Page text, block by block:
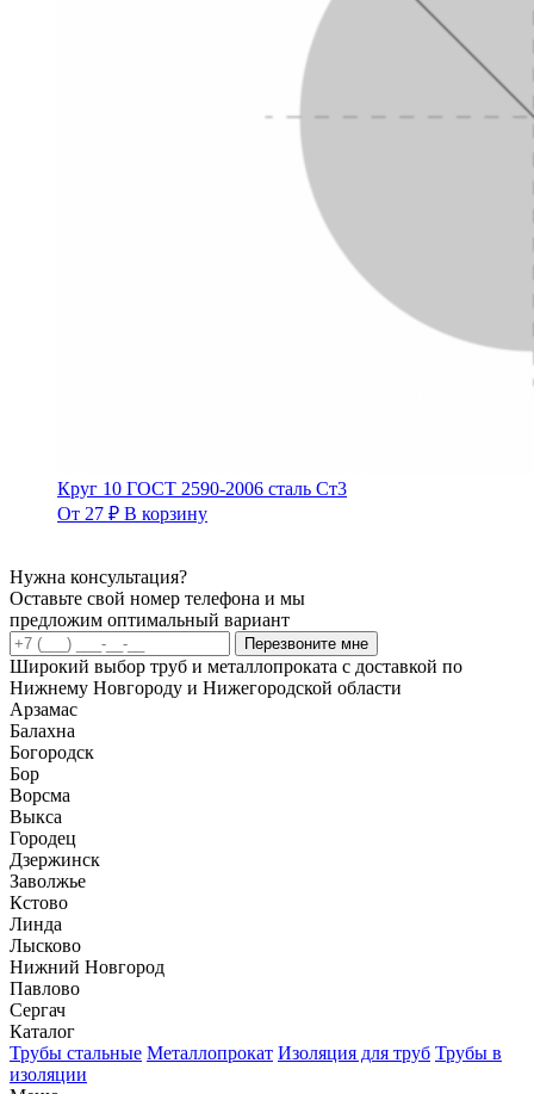
Круг 10 ГОСТ 2590-2006 сталь Ст3
От 27 ₽ В корзину
Нужна консультация?
Оставьте свой номер телефона и мы
предложим оптимальный вариант
Перезвоните мне
Широкий выбор труб и металлопроката с доставкой по
Нижнему Новгороду и Нижегородской области
Арзамас
Балахна
Богородск
Бор
Ворсма
Выкса
Городец
Дзержинск
Заволжье
Кстово
Линда
Лысково
Нижний Новгород
Павлово
Сергач
Каталог
Трубы стальные Металлопрокат Изоляция для труб Трубы в
изоляции